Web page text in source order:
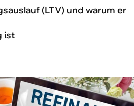
(LTV) und warum er
ist